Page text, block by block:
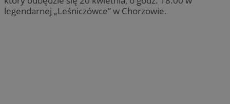
legendarnej „Leśniczówce” w Chorzowie.